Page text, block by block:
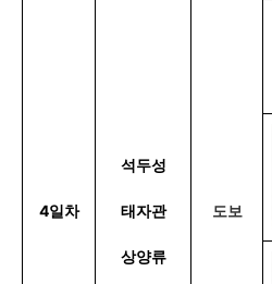
4일차
석두성
태자관
상양류
도보